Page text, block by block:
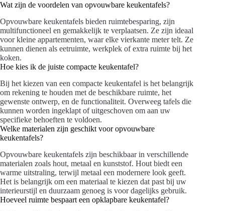
Wat zijn de voordelen van opvouwbare keukentafels?
Opvouwbare keukentafels bieden ruimtebesparing, zijn
multifunctioneel en gemakkelijk te verplaatsen. Ze zijn ideaal
voor kleine appartementen, waar elke vierkante meter telt. Ze
kunnen dienen als eetruimte, werkplek of extra ruimte bij het
koken.
Hoe kies ik de juiste compacte keukentafel?
Bij het kiezen van een compacte keukentafel is het belangrijk
om rekening te houden met de beschikbare ruimte, het
gewenste ontwerp, en de functionaliteit. Overweeg tafels die
kunnen worden ingeklapt of uitgeschoven om aan uw
specifieke behoeften te voldoen.
Welke materialen zijn geschikt voor opvouwbare
keukentafels?
Opvouwbare keukentafels zijn beschikbaar in verschillende
materialen zoals hout, metaal en kunststof. Hout biedt een
warme uitstraling, terwijl metaal een modernere look geeft.
Het is belangrijk om een materiaal te kiezen dat past bij uw
interieurstijl en duurzaam genoeg is voor dagelijks gebruik.
Hoeveel ruimte bespaart een opklapbare keukentafel?